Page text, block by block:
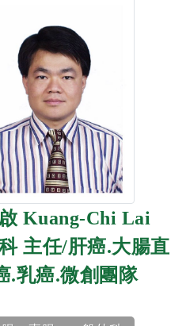
Kuang-Chi Lai
主任/肝癌.大腸直
.乳癌.微創團隊